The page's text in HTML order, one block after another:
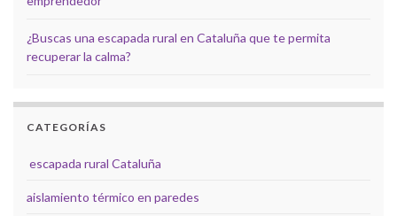
¿Buscas una escapada rural en Cataluña que te permita
recuperar la calma?
CATEGORÍAS
escapada rural Cataluña
aislamiento térmico en paredes